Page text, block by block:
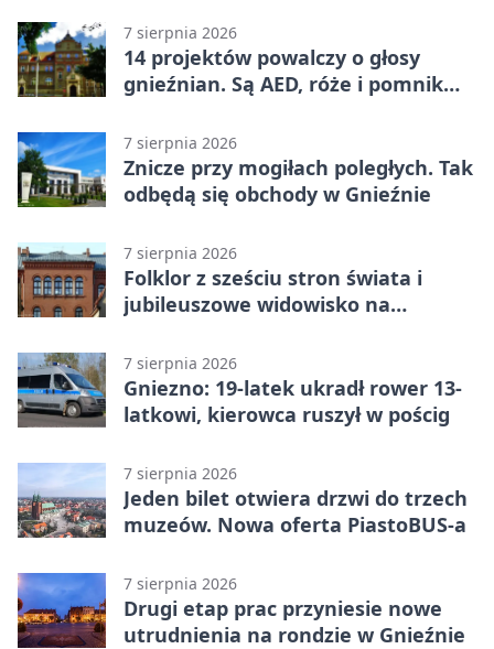
7 sierpnia 2026
14 projektów powalczy o głosy
gnieźnian. Są AED, róże i pomnik
7 sierpnia 2026
Znicze przy mogiłach poległych. Tak
odbędą się obchody w Gnieźnie
7 sierpnia 2026
Folklor z sześciu stron świata i
jubileuszowe widowisko na
7 sierpnia 2026
Gniezno: 19-latek ukradł rower 13-
latkowi, kierowca ruszył w pościg
7 sierpnia 2026
Jeden bilet otwiera drzwi do trzech
muzeów. Nowa oferta PiastoBUS-a
7 sierpnia 2026
Drugi etap prac przyniesie nowe
utrudnienia na rondzie w Gnieźnie